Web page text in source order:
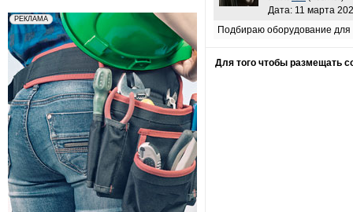
Дата: 11 марта
Подбираю оборудование для
Для того чтобы размещать